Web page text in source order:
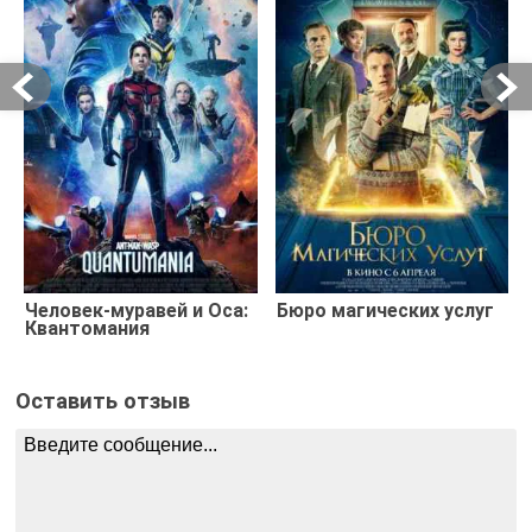
Человек-муравей и Оса:
Квантомания
Бюро магических услуг
Оставить отзыв